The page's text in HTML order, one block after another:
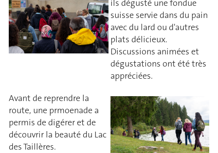
ils dégusté une fondue
suisse servie dans du pain
avec du lard ou d'autres
plats délicieux.
Discussions animées et
dégustations ont été très
appréciées.
Avant de reprendre la
route, une prmoenade a
permis de digérer et de
découvrir la beauté du Lac
des Taillères.